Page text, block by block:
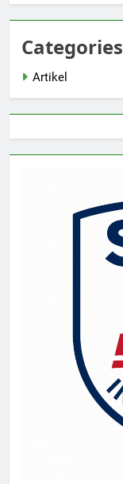
Categories
Artikel